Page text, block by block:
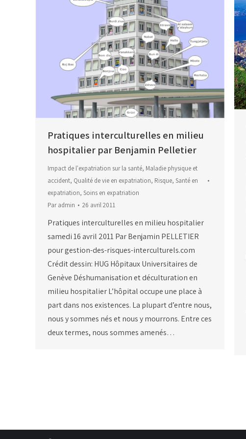
Pratiques interculturelles en milieu
hospitalier par Benjamin Pelletier
Impact de l'expatriation sur la santé, Maladie physique et
accident, Qualité de vie en expatriation, Risque, Santé en
expatriation, Soins en expatriation
Paradmin 26 avril 2011
Pratiques interculturelles en milieu hospitalier
samedi 16 avril 2011 Par Benjamin PELLETIER
pour gestion-des-risques-interculturels.com
Crédit dessin: HUG Hôpitaux Universitaires de
Genève Déshumanisation et déculturation en
milieu hospitalier L’hôpital occupe une place à
part dans nos existences. La plupart d’entre nous,
nous y sommes nés et nous y mourrons. Entre ces
deux termes, nous sommes amenés…